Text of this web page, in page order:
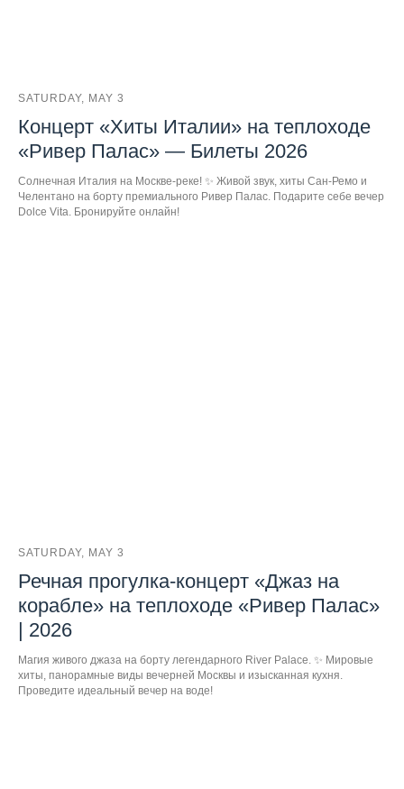
SATURDAY, MAY 3
Концерт «Хиты Италии» на теплоходе
«Ривер Палас» — Билеты 2026
Солнечная Италия на Москве-реке! ✨ Живой звук, хиты Сан-Ремо и
Челентано на борту премиального Ривер Палас. Подарите себе вечер
Dolce Vita. Бронируйте онлайн!
SATURDAY, MAY 3
Речная прогулка-концерт «Джаз на
корабле» на теплоходе «Ривер Палас»
| 2026
Магия живого джаза на борту легендарного River Palace. ✨ Мировые
хиты, панорамные виды вечерней Москвы и изысканная кухня.
Проведите идеальный вечер на воде!